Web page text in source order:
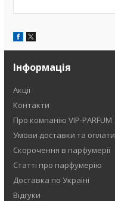
Інформація
Акції
Контакти
Про компанію VIP-PARFUM
Умови доставки та оплати
Скорочення в парфумерії
Статті про парфумерію
Доставка по Україні
Відгуки